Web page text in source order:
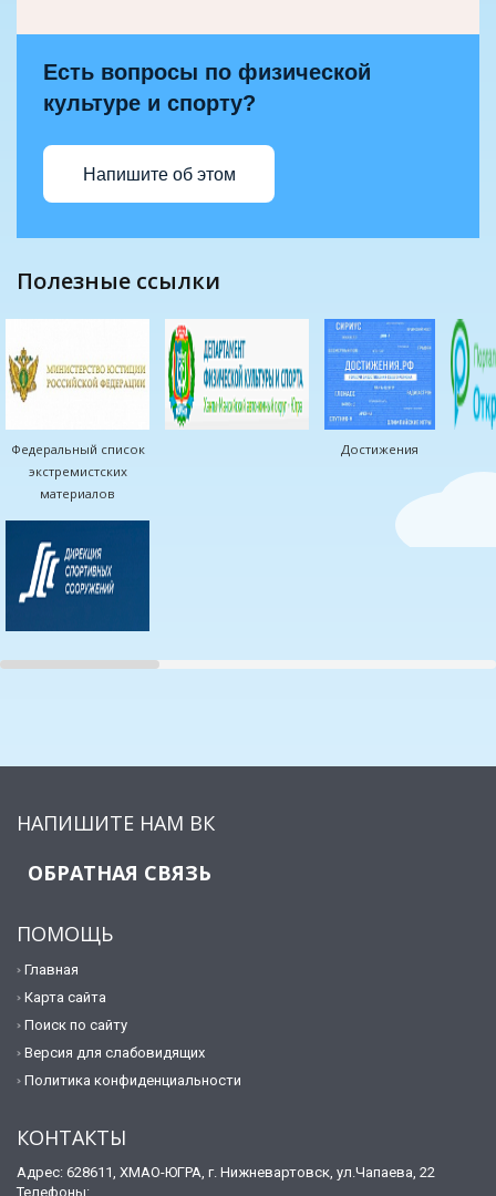
Есть вопросы по физической
культуре и спорту?
Напишите об этом
полезные ссылки
Федеральный список
экстремистских
материалов
Достижения
НАПИШИТЕ НАМ ВК
ОБРАТНАЯ СВЯЗЬ
ПОМОЩЬ
Главная
Карта сайта
Поиск по сайту
Версия для слабовидящих
Политика конфиденциальности
КОНТАКТЫ
Адрес: 628611, ХМАО-ЮГРА, г. Нижневартовск, ул.Чапаева, 22
Телефоны: